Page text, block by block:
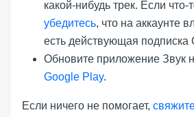
какой-нибудь трек. Если что-
убедитесь, что на аккаунте
есть действующая
Обновите приложение Звук
Google Play.
Если ничего не помогает,